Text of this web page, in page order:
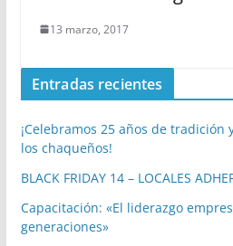
13 marzo, 2017
Entradas recientes
¡Celebramos 25 años de tradición
los chaqueños!
BLACK FRIDAY 14 – LOCALES
Capacitación: «El liderazgo
generaciones»